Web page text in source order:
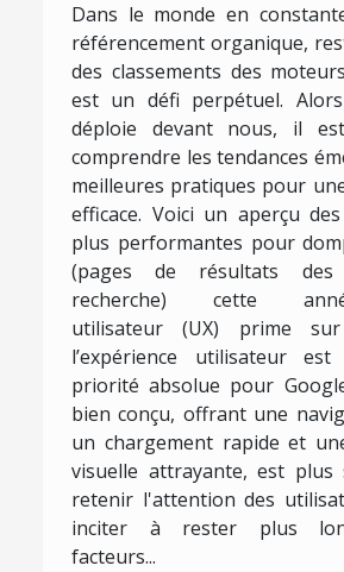
Dans le monde en
référencement organique,
des classements des
est un défi perpétuel.
déploie devant nous, il
comprendre les tendances
meilleures pratiques pour
efficace. Voici un aperçu
plus performantes pour
(pages de résultats
recherche) cette
utilisateur (UX) prime
l’expérience utilisateur
priorité absolue pour
bien conçu, offrant une
un chargement rapide et
visuelle attrayante, est plus
retenir l'attention des
inciter à rester plus
facteurs...